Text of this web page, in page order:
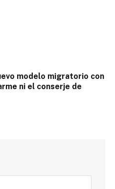
modelo migratorio con
ni el conserje de